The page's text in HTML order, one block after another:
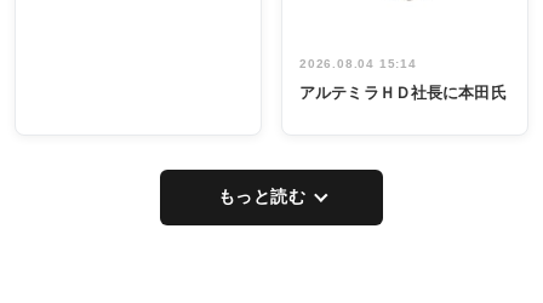
2026.08.04 15:14
アルテミラＨＤ社長に本田氏
もっと読む